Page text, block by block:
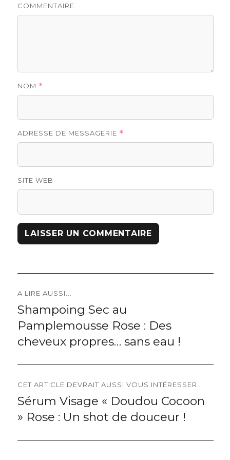
COMMENTAIRE
NOM *
ADRESSE DE MESSAGERIE *
SITE WEB
Navigation
de
l’article
A LIRE AUSSI...
Previous
post:
Shampoing Sec au
Pamplemousse Rose : Des
cheveux propres… sans eau !
CET ARTICLE DEVRAIT AUSSI VOUS INTÉRESSER...
Next
post:
Sérum Visage « Doudou Cocoon
» Rose : Un shot de douceur !